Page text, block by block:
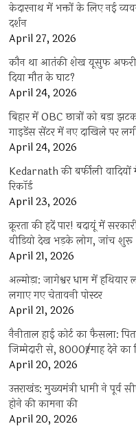
केदारनाथ में भक्तों के लिए नई
दर्शन
April 27, 2026
कौन था आतंकी शेख यूसुफ
दिया मौत के घाट?
April 24, 2026
बिहार में OBC छात्रों को बड़ा
गाइडेंस सेंटर में नए दाखिले पर
April 24, 2026
Kedarnath की बर्फीली वादियों
रिकॉर्ड
April 23, 2026
क्रूरता की हदें पार! बदायूं में
वीडियो देख भड़के लोग, जांच शुरू
April 21, 2026
अल्मोड़ा: जागेश्वर धाम में
लगाए गए चेतावनी पोस्टर
April 21, 2026
नैनीताल हाई कोर्ट का फैसला:
जिम्मेदारी से, 8000₹/माह देने का
April 20, 2026
उत्तराखंड: मुख्यमंत्री धामी ने पूर्व
होने की कामना की
April 20, 2026